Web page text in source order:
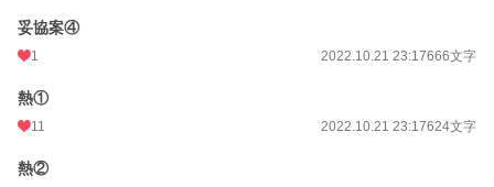
妥協案④
1 2022.10.21 23:17666文字
熱①
11 2022.10.21 23:17624文字
熱②